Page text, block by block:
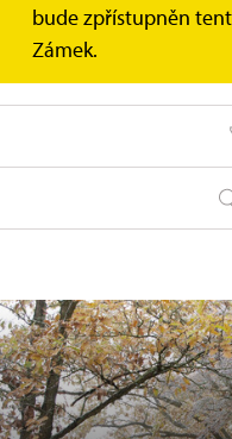
bude zpřístupněn
Zámek.